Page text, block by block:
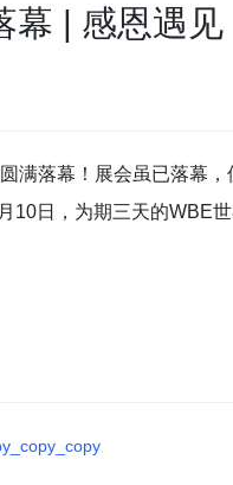
幕 | 感恩遇
满落幕！展会虽已落幕
10日，为期三天的WBE